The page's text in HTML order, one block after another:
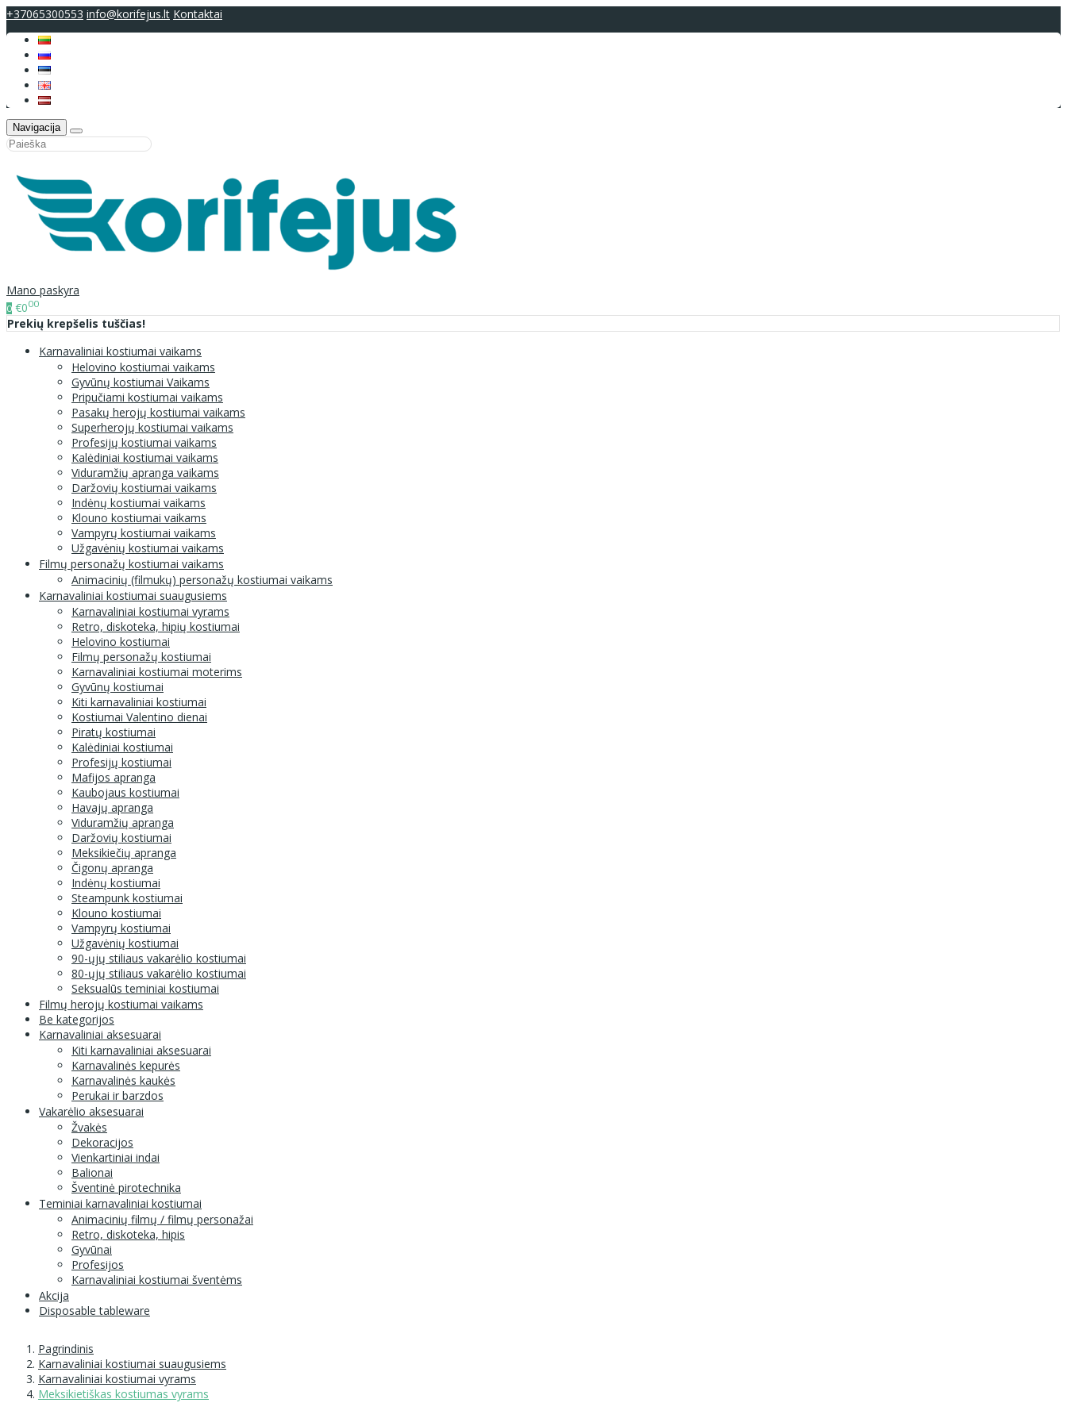
+37065300553 info@korifejus.lt Kontaktai
Navigacija
Mano paskyra
0 €000
Prekių krepšelis tuščias!
Karnavaliniai kostiumai vaikams
Helovino kostiumai vaikams
Gyvūnų kostiumai Vaikams
Pripučiami kostiumai vaikams
Pasakų herojų kostiumai vaikams
Superherojų kostiumai vaikams
Profesijų kostiumai vaikams
Kalėdiniai kostiumai vaikams
Viduramžių apranga vaikams
Daržovių kostiumai vaikams
Indėnų kostiumai vaikams
Klouno kostiumai vaikams
Vampyrų kostiumai vaikams
Užgavėnių kostiumai vaikams
Filmų personažų kostiumai vaikams
Animacinių (filmukų) personažų kostiumai vaikams
Karnavaliniai kostiumai suaugusiems
Karnavaliniai kostiumai vyrams
Retro, diskoteka, hipių kostiumai
Helovino kostiumai
Filmų personažų kostiumai
Karnavaliniai kostiumai moterims
Gyvūnų kostiumai
Kiti karnavaliniai kostiumai
Kostiumai Valentino dienai
Piratų kostiumai
Kalėdiniai kostiumai
Profesijų kostiumai
Mafijos apranga
Kaubojaus kostiumai
Havajų apranga
Viduramžių apranga
Daržovių kostiumai
Meksikiečių apranga
Čigonų apranga
Indėnų kostiumai
Steampunk kostiumai
Klouno kostiumai
Vampyrų kostiumai
Užgavėnių kostiumai
90-ųjų stiliaus vakarėlio kostiumai
80-ųjų stiliaus vakarėlio kostiumai
Seksualūs teminiai kostiumai
Filmų herojų kostiumai vaikams
Be kategorijos
Karnavaliniai aksesuarai
Kiti karnavaliniai aksesuarai
Karnavalinės kepurės
Karnavalinės kaukės
Perukai ir barzdos
Vakarėlio aksesuarai
Žvakės
Dekoracijos
Vienkartiniai indai
Balionai
Šventinė pirotechnika
Teminiai karnavaliniai kostiumai
Animacinių filmų / filmų personažai
Retro, diskoteka, hipis
Gyvūnai
Profesijos
Karnavaliniai kostiumai šventėms
Akcija
Disposable tableware
Pagrindinis
Karnavaliniai kostiumai suaugusiems
Karnavaliniai kostiumai vyrams
Meksikietiškas kostiumas vyrams